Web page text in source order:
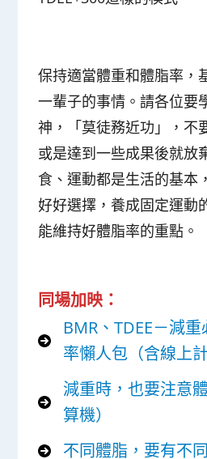
保持適當體重和體脂率，
一輩子的事情。請各位要
神，「莫徒務近功」，不
或是達到一些成果後就放
食、運動都是生活的基本
好好選擇，養成固定運動
能維持好體脂率的重點。
同場加映：
BMR、TDEE－減
率懶人包（含線上計
減重時，也要注意
算機）
不同體脂，要有不